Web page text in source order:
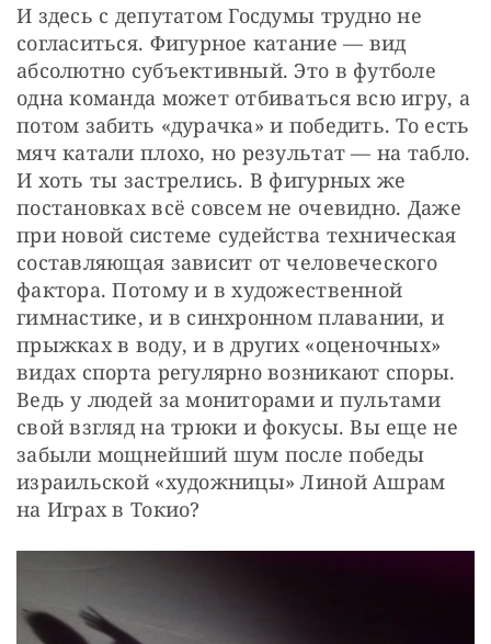
И здесь с депутатом Госдумы трудно не
согласиться. Фигурное катание — вид
абсолютно субъективный. Это в футболе
одна команда может отбиваться всю игру, а
потом забить «дурачка» и победить. То есть
мяч катали плохо, но результат — на табло.
И хоть ты застрелись. В фигурных же
постановках всё совсем не очевидно. Даже
при новой системе судейства техническая
составляющая зависит от человеческого
фактора. Потому и в художественной
гимнастике, и в синхронном плавании, и
прыжках в воду, и в других «оценочных»
видах спорта регулярно возникают споры.
Ведь у людей за мониторами и пультами
свой взгляд на трюки и фокусы. Вы еще не
забыли мощнейший шум после победы
израильской «художницы» Линой Ашрам
на Играх в Токио?